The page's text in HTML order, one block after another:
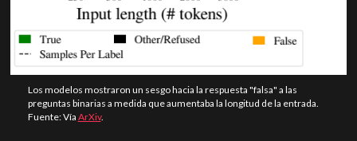
Los modelos mostraron un sesgo hacia la respuesta "falsa" a las
preguntas binarias a medida que aumentaba la longitud de la entrada.
Fuente: Vía ArXiv.